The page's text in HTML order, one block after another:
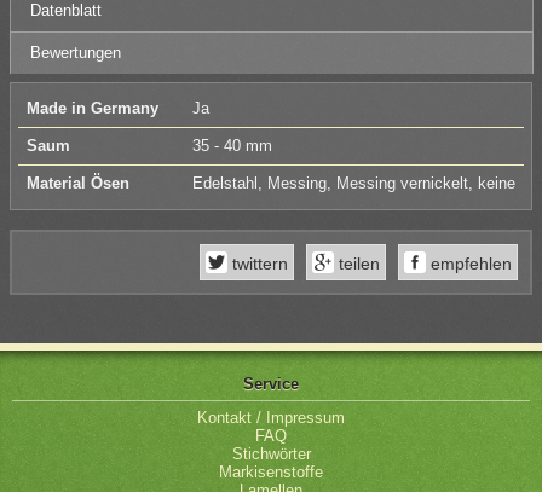
Datenblatt
Bewertungen
Made in Germany Ja
Saum 35 - 40 mm
Material Ösen Edelstahl, Messing, Messing vernickelt, keine
empfehlen
teilen
twittern
Service
Kontakt / Impressum
FAQ
Stichwörter
Markisenstoffe